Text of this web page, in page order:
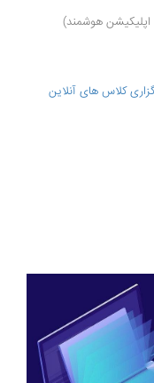
هوشمند)
کلاس های آنلاین